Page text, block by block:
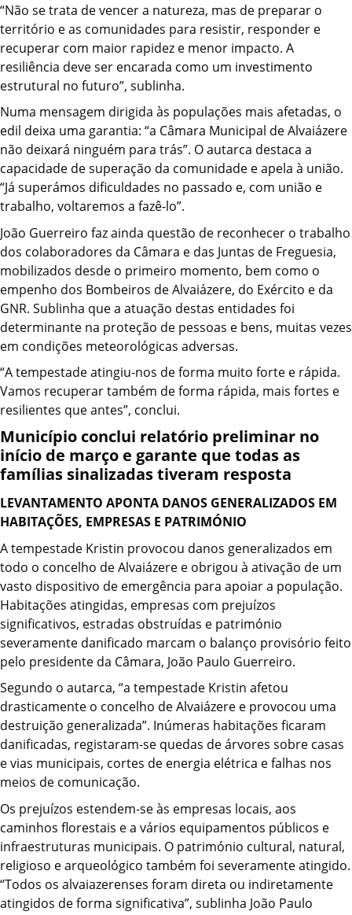
“Não se trata de vencer a natureza, mas de preparar o
território e as comunidades para resistir, responder e
recuperar com maior rapidez e menor impacto. A
resiliência deve ser encarada como um investimento
estrutural no futuro”, sublinha.
Numa mensagem dirigida às populações mais afetadas, o
edil deixa uma garantia: “a Câmara Municipal de Alvaiázere
não deixará ninguém para trás”. O autarca destaca a
capacidade de superação da comunidade e apela à união.
“Já superámos dificuldades no passado e, com união e
trabalho, voltaremos a fazê-lo”.
João Guerreiro faz ainda questão de reconhecer o trabalho
dos colaboradores da Câmara e das Juntas de Freguesia,
mobilizados desde o primeiro momento, bem como o
empenho dos Bombeiros de Alvaiázere, do Exército e da
GNR. Sublinha que a atuação destas entidades foi
determinante na proteção de pessoas e bens, muitas vezes
em condições meteorológicas adversas.
“A tempestade atingiu-nos de forma muito forte e rápida.
Vamos recuperar também de forma rápida, mais fortes e
resilientes que antes”, conclui.
Município conclui relatório preliminar no
início de março e garante que todas as
famílias sinalizadas tiveram resposta
LEVANTAMENTO APONTA DANOS GENERALIZADOS EM
HABITAÇÕES, EMPRESAS E PATRIMÓNIO
A tempestade Kristin provocou danos generalizados em
todo o concelho de Alvaiázere e obrigou à ativação de um
vasto dispositivo de emergência para apoiar a população.
Habitações atingidas, empresas com prejuízos
significativos, estradas obstruídas e património
severamente danificado marcam o balanço provisório feito
pelo presidente da Câmara, João Paulo Guerreiro.
Segundo o autarca, “a tempestade Kristin afetou
drasticamente o concelho de Alvaiázere e provocou uma
destruição generalizada”. Inúmeras habitações ficaram
danificadas, registaram-se quedas de árvores sobre casas
e vias municipais, cortes de energia elétrica e falhas nos
meios de comunicação.
Os prejuízos estendem-se às empresas locais, aos
caminhos florestais e a vários equipamentos públicos e
infraestruturas municipais. O património cultural, natural,
religioso e arqueológico também foi severamente atingido.
“Todos os alvaiazerenses foram direta ou indiretamente
atingidos de forma significativa”, sublinha João Paulo